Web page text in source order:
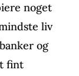
noget
liv
og
fint